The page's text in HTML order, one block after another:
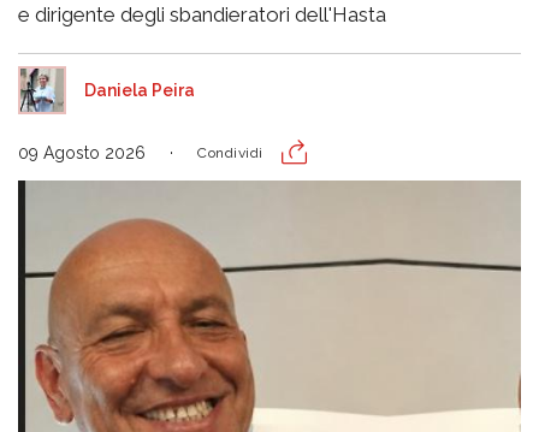
e dirigente degli sbandieratori dell'Hasta
Daniela Peira
09 Agosto 2026 Condividi